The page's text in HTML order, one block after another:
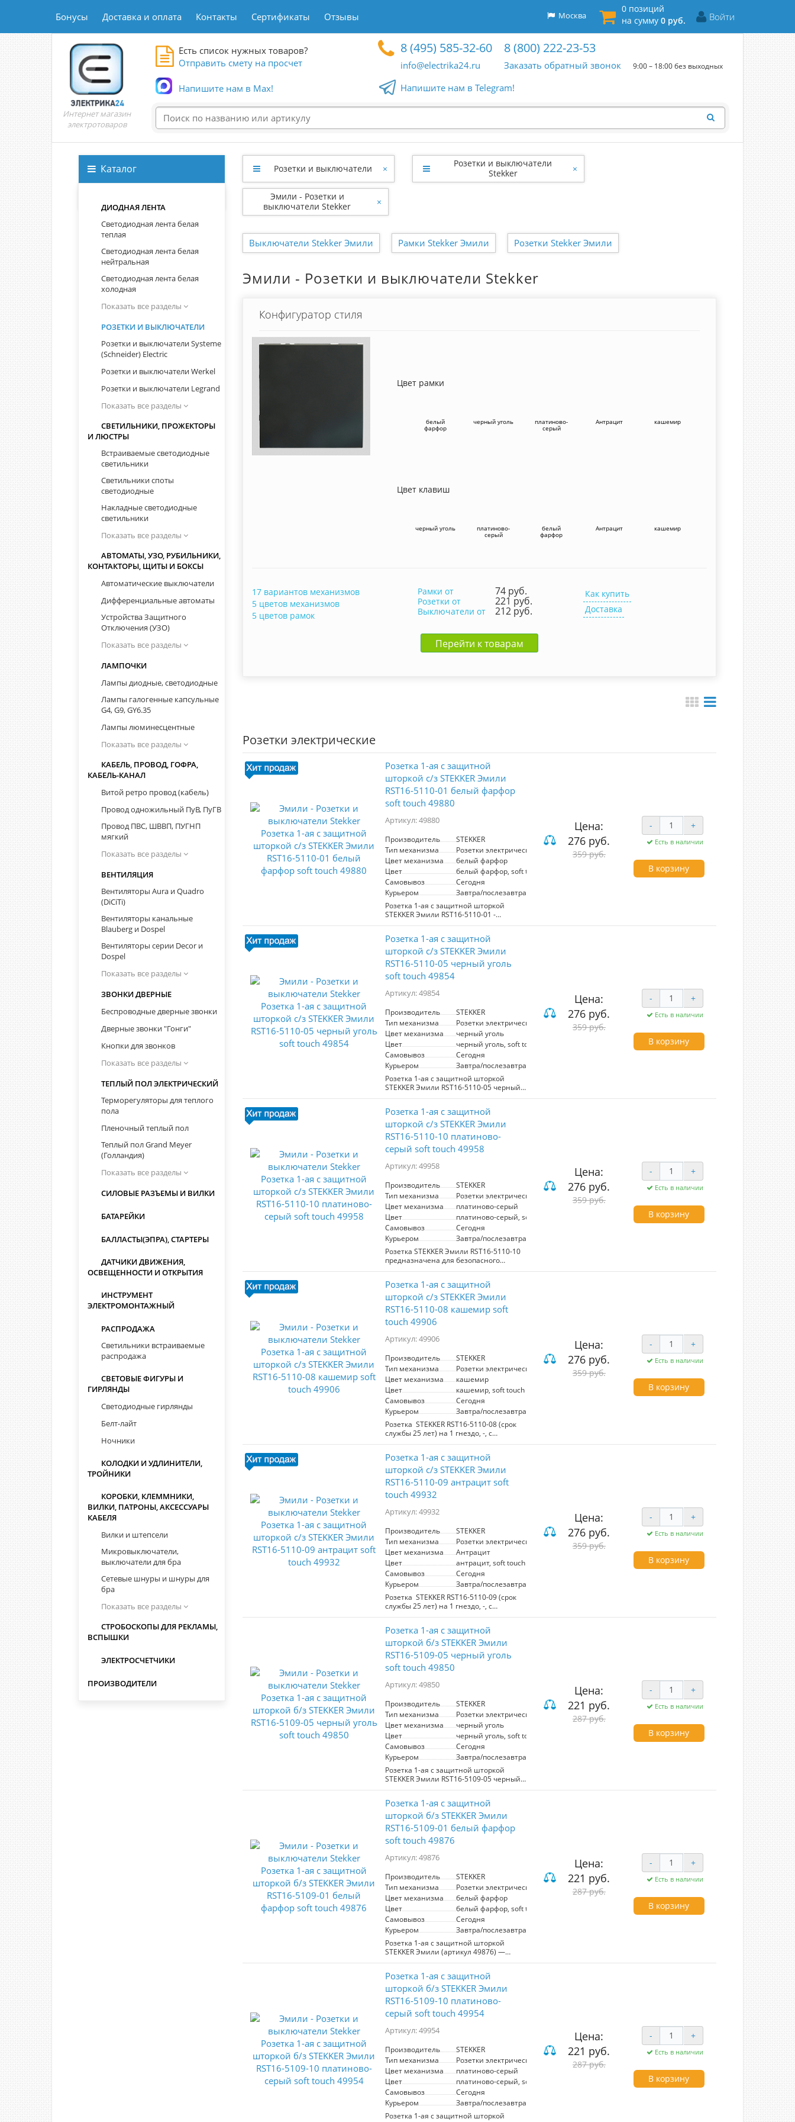
Бонусы Доставка и оплата Контакты Сертификаты Отзывы Войти
0 позиций
на сумму 0 руб.
Москва
Интернет магазин
электротоваров
Есть список нужных товаров?
Отправить смету на просчет
Напишите нам в Max!
8 (495) 585-32-60
info@electrika24.ru
8 (800) 222-23-53
Заказать обратный звонок 9:00 – 18:00 без выходных
Напишите нам в Telegram!
Каталог
ДИОДНАЯ ЛЕНТА
Светодиодная лента белая
теплая
Светодиодная лента белая
нейтральная
Светодиодная лента белая
холодная
Показать все разделы
РОЗЕТКИ И ВЫКЛЮЧАТЕЛИ
Розетки и выключатели Systeme
(Schneider) Electric
Розетки и выключатели Werkel
Розетки и выключатели Legrand
Показать все разделы
СВЕТИЛЬНИКИ, ПРОЖЕКТОРЫ
И ЛЮСТРЫ
Встраиваемые светодиодные
светильники
Светильники споты
светодиодные
Накладные светодиодные
светильники
Показать все разделы
АВТОМАТЫ, УЗО, РУБИЛЬНИКИ,
КОНТАКТОРЫ, ЩИТЫ И БОКСЫ
Автоматические выключатели
Дифференциальные автоматы
Устройства Защитного
Отключения (УЗО)
Показать все разделы
ЛАМПОЧКИ
Лампы диодные, светодиодные
Лампы галогенные капсульные
G4, G9, GY6.35
Лампы люминесцентные
Показать все разделы
КАБЕЛЬ, ПРОВОД, ГОФРА,
КАБЕЛЬ-КАНАЛ
Витой ретро провод (кабель)
Провод одножильный ПуВ, ПуГВ
Провод ПВС, ШВВП, ПУГНП
мягкий
Показать все разделы
ВЕНТИЛЯЦИЯ
Вентиляторы Aura и Quadro
(DiCiTi)
Вентиляторы канальные
Blauberg и Dospel
Вентиляторы серии Decor и
Dospel
Показать все разделы
ЗВОНКИ ДВЕРНЫЕ
Беспроводные дверные звонки
Дверные звонки "Гонги"
Кнопки для звонков
Показать все разделы
ТЕПЛЫЙ ПОЛ ЭЛЕКТРИЧЕСКИЙ
Терморегуляторы для теплого
пола
Пленочный теплый пол
Теплый пол Grand Meyer
(Голландия)
Показать все разделы
СИЛОВЫЕ РАЗЪЕМЫ И ВИЛКИ
БАТАРЕЙКИ
БАЛЛАСТЫ(ЭПРА), СТАРТЕРЫ
ДАТЧИКИ ДВИЖЕНИЯ,
ОСВЕЩЕННОСТИ И ОТКРЫТИЯ
ИНСТРУМЕНТ
ЭЛЕКТРОМОНТАЖНЫЙ
РАСПРОДАЖА
Светильники встраиваемые
распродажа
СВЕТОВЫЕ ФИГУРЫ И
ГИРЛЯНДЫ
Светодиодные гирлянды
Белт-лайт
Ночники
КОЛОДКИ И УДЛИНИТЕЛИ,
ТРОЙНИКИ
КОРОБКИ, КЛЕММНИКИ,
ВИЛКИ, ПАТРОНЫ, АКСЕССУАРЫ
КАБЕЛЯ
Вилки и штепсели
Микровыключатели,
выключатели для бра
Сетевые шнуры и шнуры для
бра
Показать все разделы
СТРОБОСКОПЫ ДЛЯ РЕКЛАМЫ,
ВСПЫШКИ
ЭЛЕКТРОСЧЕТЧИКИ
ПРОИЗВОДИТЕЛИ
КЛЕММНИКИ. WAGO,
ТЕРМОУСАДОЧНЫЕ ГИЛЬЗЫ
Перейти
Розетки и выключатели ×
Розетки и выключатели
Stekker
×
Эмили - Розетки и
выключатели Stekker
×
Выключатели Stekker Эмили Рамки Stekker Эмили Розетки Stekker Эмили
Эмили - Розетки и выключатели Stekker
Конфигуратор стиля
Цвет рамки
белый
фарфор
черный уголь платиново-
серый
Антрацит кашемир
Цвет клавиш
черный уголь платиново-
серый
белый
фарфор
Антрацит кашемир
17 вариантов механизмов
5 цветов механизмов
5 цветов рамок
Рамки от 74 руб.
Розетки от 221 руб.
Выключатели от 212 руб.
Как купить
Доставка
Перейти к товарам
Розетки электрические
Розетка 1-ая с защитной
шторкой с/з STEKKER Эмили
RST16-5110-01 белый фарфор
soft touch 49880
Артикул: 49880
Производитель
STEKKER
Тип механизма
Розетки электрические
Цвет механизма
белый фарфор
Цвет
белый фарфор, soft touch
Самовывоз
Сегодня
Курьером
Завтра/послезавтра
Розетка 1-ая с защитной шторкой
STEKKER Эмили RST16-5110-01 -
надежное решение для вашего дома.
с эффектом soft touch, что придаёт ей
стильный и современный вид.
Оснащена защитной шторкой для
дополнительной безопасности,
предотвращающей случайное
Идеально подходит для использования
Производитель - STEKKER, артикул
49880.
Цена:
276 руб.
359 руб.
- +
Есть в наличии
В корзину
Розетка 1-ая с защитной
шторкой с/з STEKKER Эмили
RST16-5110-05 черный уголь
soft touch 49854
Артикул: 49854
Производитель
STEKKER
Тип механизма
Розетки электрические
Цвет механизма
черный уголь
Цвет
черный уголь, soft touch
Самовывоз
Сегодня
Курьером
Завтра/послезавтра
Розетка 1-ая с защитной шторкой
STEKKER Эмили RST16-5110-05 черный
уголь сочетает в себе стильный дизайн
использования в жилых и офисных
помещениях, предотвращает
случайный контакт с токоведущими
частями. Мягкая текстура soft touch
обеспечивает комфорт при
стандартных электрических проводов.
Цена:
276 руб.
359 руб.
- +
Есть в наличии
В корзину
Розетка 1-ая с защитной
шторкой с/з STEKKER Эмили
RST16-5110-10 платиново-
серый soft touch 49958
Артикул: 49958
Производитель
STEKKER
Тип механизма
Розетки электрические
Цвет механизма
платиново-серый
Цвет
платиново-серый, soft touch
Самовывоз
Сегодня
Курьером
Завтра/послезавтра
Розетка STEKKER Эмили RST16-5110-10
предназначена для безопасного
подключения электрических приборов.
предотвращающей случайный контакт
с токопроводящими частями.
Выполнена в стильном платиново-
сером цвете с мягкой текстурой, что
делает её идеальным выбором для
для установки в жилых и коммерческих
Цена:
276 руб.
359 руб.
- +
Есть в наличии
В корзину
Розетка 1-ая с защитной
шторкой с/з STEKKER Эмили
RST16-5110-08 кашемир soft
touch 49906
Артикул: 49906
Производитель
STEKKER
Тип механизма
Розетки электрические
Цвет механизма
кашемир
Цвет
кашемир, soft touch
Самовывоз
Сегодня
Курьером
Завтра/послезавтра
Розетка STEKKER RST16-5110-08 (срок
службы 25 лет) на 1 гнездо, -, с
заземлением. Материал: поликарбонат,
размер 71*71*40мм. Номинальное
напряжение 250, номинальный ток
16А, диапазон рабочих
температур 0..+35°C, 20
Цена:
276 руб.
359 руб.
- +
Есть в наличии
В корзину
Розетка 1-ая с защитной
шторкой с/з STEKKER Эмили
RST16-5110-09 антрацит soft
touch 49932
Артикул: 49932
Производитель
STEKKER
Тип механизма
Розетки электрические
Цвет механизма
Антрацит
Цвет
антрацит, soft touch
Самовывоз
Сегодня
Курьером
Завтра/послезавтра
Розетка STEKKER RST16-5110-09 (срок
службы 25 лет) на 1 гнездо, -, с
заземлением. Материал: поликарбонат,
размер 71*71*40мм. Номинальное
напряжение 250, номинальный ток
16А, диапазон рабочих
температур 0..+35°C, 20
Цена:
276 руб.
359 руб.
- +
Есть в наличии
В корзину
Розетка 1-ая с защитной
шторкой б/з STEKKER Эмили
RST16-5109-05 черный уголь
soft touch 49850
Артикул: 49850
Производитель
STEKKER
Тип механизма
Розетки электрические
Цвет механизма
черный уголь
Цвет
черный уголь, soft touch
Самовывоз
Сегодня
Курьером
Завтра/послезавтра
Розетка 1-ая с защитной шторкой
STEKKER Эмили RST16-5109-05 черный
уголь. Артикул 49850. Подходит для
Обеспечивает безопасность благодаря
защитной шторке. Модель выполнена
в стильном черном угле с софт-тач
отделкой, что придаёт современный
вид. Легкость установки и надежность
современных интерьеров.
Цена:
221 руб.
287 руб.
- +
Есть в наличии
В корзину
Розетка 1-ая с защитной
шторкой б/з STEKKER Эмили
RST16-5109-01 белый фарфор
soft touch 49876
Артикул: 49876
Производитель
STEKKER
Тип механизма
Розетки электрические
Цвет механизма
белый фарфор
Цвет
белый фарфор, soft touch
Самовывоз
Сегодня
Курьером
Завтра/послезавтра
Розетка 1-ая с защитной шторкой
STEKKER Эмили (артикул 49876) —
идеальное решение для безопасного
в вашем доме или офисе.
Изготавливаясь из белого фарфора с
мягким тактильным покрытием, она не
только надежна, но и стильно
вписывается в любой интерьер.
Основные преимущества:
случайное проникновение
посторонних предметов, что особенно
важно в семьях с маленькими детьми.
- Высокое качество материалов
обеспечивает долговечность и
устойчивость к механическим
повреждениям.
- Эстетичный дизайн подходит для
Цена:
221 руб.
287 руб.
- +
Есть в наличии
В корзину
Розетка 1-ая с защитной
шторкой б/з STEKKER Эмили
RST16-5109-10 платиново-
серый soft touch 49954
Артикул: 49954
Производитель
STEKKER
Тип механизма
Розетки электрические
Цвет механизма
платиново-серый
Цвет
платиново-серый, soft touch
Самовывоз
Сегодня
Курьером
Завтра/послезавтра
Розетка 1-ая с защитной шторкой
Цена:
221 руб.
287 руб.
- +
Есть в наличии
В корзину